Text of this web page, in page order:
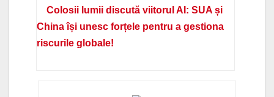
Colosii lumii discută viitorul AI: SUA și
China își unesc forțele pentru a gestiona
riscurile globale!